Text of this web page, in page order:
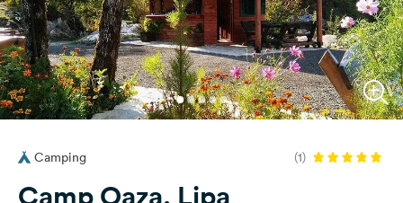
Partners
Registreren
Inloggen
Camping (1)
Camp Oaza, Lipa